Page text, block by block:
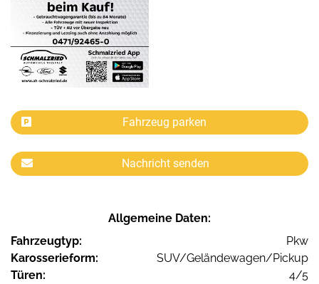
Fahrzeug parken
Nachricht senden
Allgemeine Daten:
Fahrzeugtyp:
Pkw
Karosserieform:
SUV/Geländewagen/Pickup
Türen:
4/5